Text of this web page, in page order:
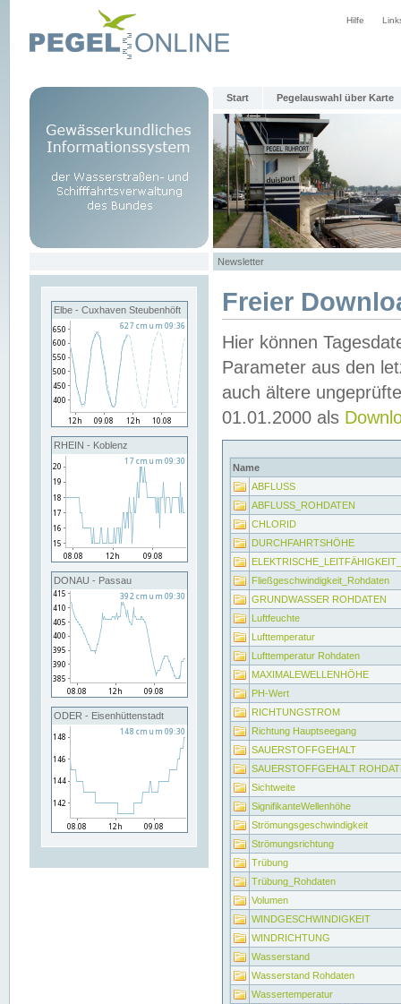
Hilfe
Start Pegelauswahl über Karte
Newsletter
Elbe - Cuxhaven Steubenhöft
RHEIN - Koblenz
DONAU - Passau
ODER - Eisenhüttenstadt
Freier
Hier können
Parameter aus den
auch ältere
01.01.2000 als
Name
ABFLUSS
ABFLUSS_ROHDATEN
CHLORID
DURCHFAHRTSHÖHE
Fließgeschwindigkeit_Rohdaten
GRUNDWASSER ROHDATEN
Luftfeuchte
Lufttemperatur
Lufttemperatur Rohdaten
MAXIMALEWELLENHÖHE
PH-Wert
RICHTUNGSTROM
Richtung Hauptseegang
SAUERSTOFFGEHALT
SAUERSTOFFGEHALT
Sichtweite
SignifikanteWellenhöhe
Strömungsgeschwindigkeit
Strömungsrichtung
Trübung
Trübung_Rohdaten
Volumen
WINDGESCHWINDIGKEIT
WINDRICHTUNG
Wasserstand
Wasserstand Rohdaten
Wassertemperatur